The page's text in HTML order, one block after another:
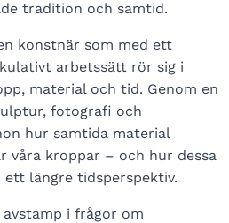
tradition och samtid.
konstnär som med ett
arbetssätt rör sig i
material och tid. Genom en
fotografi och
hur samtida material
våra kroppar – och hur dessa
längre tidsperspektiv.
i frågor om